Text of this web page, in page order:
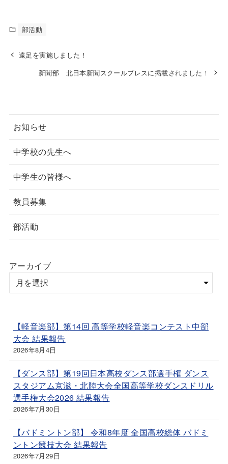
部活動
遠足を実施しました！
新聞部 北日本新聞スクールプレスに掲載されました！
お知らせ
中学校の先生へ
中学生の皆様へ
教員募集
部活動
アーカイブ
【軽音楽部】第14回 高等学校軽音楽コンテスト中部
大会 結果報告
2026年8月4日
【ダンス部】第19回日本高校ダンス部選手権 ダンス
スタジアム京滋・北陸大会全国高等学校ダンスドリル
選手権大会2026 結果報告
2026年7月30日
【バドミントン部】 令和8年度 全国高校総体 バドミ
ントン競技大会 結果報告
2026年7月29日